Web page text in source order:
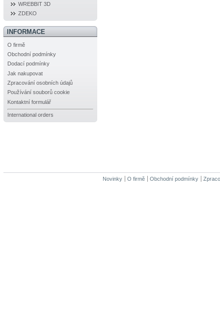
WREBBIT 3D
ZDEKO
INFORMACE
O firmě
Obchodní podmínky
Dodací podmínky
Jak nakupovat
Zpracování osobních údajů
Používání souborů cookie
Kontaktní formulář
International orders
Novinky O firmě Obchodní podmínky